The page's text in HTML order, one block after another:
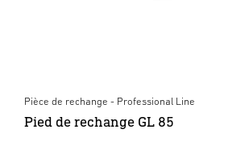
Pièce de rechange - Professional Line
Pied de rechange GL 85